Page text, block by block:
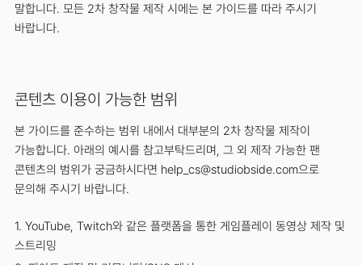
말합니다. 모든 2차 창작물 제작 시에는 본 가이드를 따라 주시기
바랍니다.
콘텐츠 이용이 가능한 범위
본 가이드를 준수하는 범위 내에서 대부분의 2차 창작물 제작이
가능합니다. 아래의 예시를 참고부탁드리며, 그 외 제작 가능한 팬
콘텐츠의 범위가 궁금하시다면 help_cs@studiobside.com으로
문의해 주시기 바랍니다.
1. YouTube, Twitch와 같은 플랫폼을 통한 게임플레이 동영상 제작 및
스트리밍